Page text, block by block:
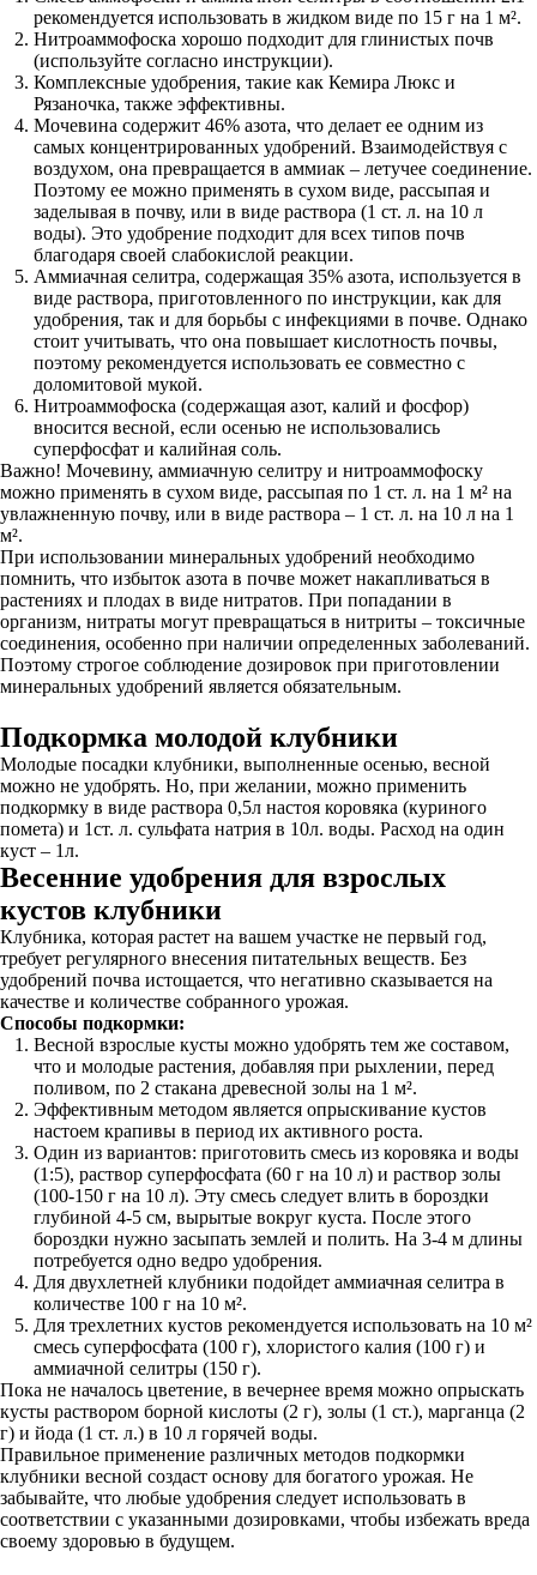
рекомендуется использовать в жидком виде по 15 г на 1 м².
Нитроаммофоска хорошо подходит для глинистых почв
(используйте согласно инструкции).
Комплексные удобрения, такие как Кемира Люкс и
Рязаночка, также эффективны.
Мочевина содержит 46% азота, что делает ее одним из
самых концентрированных удобрений. Взаимодействуя с
воздухом, она превращается в аммиак – летучее соединение.
Поэтому ее можно применять в сухом виде, рассыпая и
заделывая в почву, или в виде раствора (1 ст. л. на 10 л
воды). Это удобрение подходит для всех типов почв
благодаря своей слабокислой реакции.
Аммиачная селитра, содержащая 35% азота, используется в
виде раствора, приготовленного по инструкции, как для
удобрения, так и для борьбы с инфекциями в почве. Однако
стоит учитывать, что она повышает кислотность почвы,
поэтому рекомендуется использовать ее совместно с
доломитовой мукой.
Нитроаммофоска (содержащая азот, калий и фосфор)
вносится весной, если осенью не использовались
суперфосфат и калийная соль.
Важно! Мочевину, аммиачную селитру и нитроаммофоску
можно применять в сухом виде, рассыпая по 1 ст. л. на 1 м² на
увлажненную почву, или в виде раствора – 1 ст. л. на 10 л на 1
м².
При использовании минеральных удобрений необходимо
помнить, что избыток азота в почве может накапливаться в
растениях и плодах в виде нитратов. При попадании в
организм, нитраты могут превращаться в нитриты – токсичные
соединения, особенно при наличии определенных заболеваний.
Поэтому строгое соблюдение дозировок при приготовлении
минеральных удобрений является обязательным.
Подкормка молодой клубники
Молодые посадки клубники, выполненные осенью, весной
можно не удобрять. Но, при желании, можно применить
подкормку в виде раствора 0,5л настоя коровяка (куриного
помета) и 1ст. л. сульфата натрия в 10л. воды. Расход на один
куст – 1л.
Весенние удобрения для взрослых
кустов клубники
Клубника, которая растет на вашем участке не первый год,
требует регулярного внесения питательных веществ. Без
удобрений почва истощается, что негативно сказывается на
качестве и количестве собранного урожая.
Способы подкормки:
Весной взрослые кусты можно удобрять тем же составом,
что и молодые растения, добавляя при рыхлении, перед
поливом, по 2 стакана древесной золы на 1 м².
Эффективным методом является опрыскивание кустов
настоем крапивы в период их активного роста.
Один из вариантов: приготовить смесь из коровяка и воды
(1:5), раствор суперфосфата (60 г на 10 л) и раствор золы
(100-150 г на 10 л). Эту смесь следует влить в бороздки
глубиной 4-5 см, вырытые вокруг куста. После этого
бороздки нужно засыпать землей и полить. На 3-4 м длины
потребуется одно ведро удобрения.
Для двухлетней клубники подойдет аммиачная селитра в
количестве 100 г на 10 м².
Для трехлетних кустов рекомендуется использовать на 10 м²
смесь суперфосфата (100 г), хлористого калия (100 г) и
аммиачной селитры (150 г).
Пока не началось цветение, в вечернее время можно опрыскать
кусты раствором борной кислоты (2 г), золы (1 ст.), марганца (2
г) и йода (1 ст. л.) в 10 л горячей воды.
Правильное применение различных методов подкормки
клубники весной создаст основу для богатого урожая. Не
забывайте, что любые удобрения следует использовать в
соответствии с указанными дозировками, чтобы избежать вреда
своему здоровью в будущем.